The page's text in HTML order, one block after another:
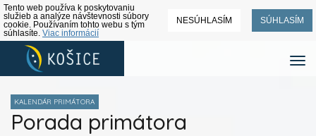
Tento web používa k poskytovaniu
služieb a analýze návštevnosti súbory
cookie. Používaním tohto webu s tým
súhlasíte. Viac informácií
NESÚHLASÍM SÚHLASÍM
KALENDÁR PRIMÁTORA
Porada primátora